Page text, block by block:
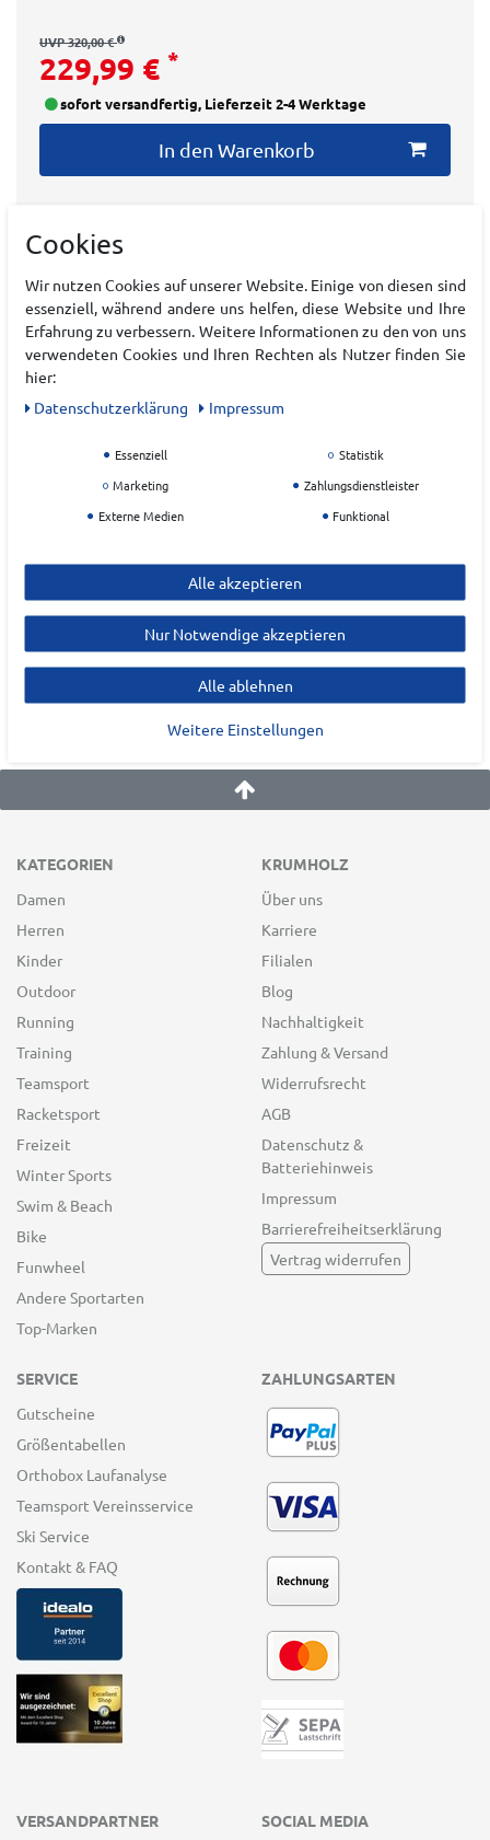
UVP 320,00 €
229,99 € *
sofort versandfertig, Lieferzeit 2-4 Werktage
In den Warenkorb
Art.-ID:22210595
EAN:0097512683944
Materialzusammensetzung: -
EU Verantwortlicher
KATEGORIEN
Damen
Herren
Kinder
Outdoor
Running
Training
Teamsport
Racketsport
Freizeit
Winter Sports
Swim & Beach
Bike
Funwheel
Andere Sportarten
Top-Marken
KRUMHOLZ
Über uns
Karriere
Filialen
Blog
Nachhaltigkeit
Zahlung & Versand
Widerrufsrecht
AGB
Datenschutz &
Batteriehinweis
Impressum
Barrierefreiheitserklärung
Vertrag widerrufen
SERVICE
Gutscheine
Größentabellen
Orthobox Laufanalyse
Teamsport Vereinsservice
Ski Service
Kontakt & FAQ
ZAHLUNGSARTEN
VERSANDPARTNER SOCIAL MEDIA
Cookies
Wir nutzen Cookies auf unserer Website. Einige von diesen sind
essenziell, während andere uns helfen, diese Website und Ihre
Erfahrung zu verbessern. Weitere Informationen zu den von uns
verwendeten Cookies und Ihren Rechten als Nutzer finden Sie
hier:
Daten­schutz­erklärung
Impressum
Essenziell
Statistik
Marketing
Zahlungsdienstleister
Externe Medien
Funktional
Alle akzeptieren
Nur Notwendige akzeptieren
Alle ablehnen
Weitere Einstellungen